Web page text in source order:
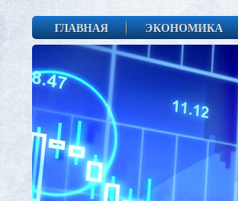
ГЛАВНАЯ ЭКОНОМИКА